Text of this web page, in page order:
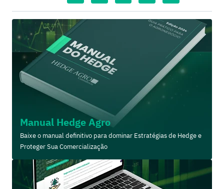
Manual Hedge Agro
Baixe o manual definitivo para dominar Estratégias de Hedge e
Proteger Sua Comercialização